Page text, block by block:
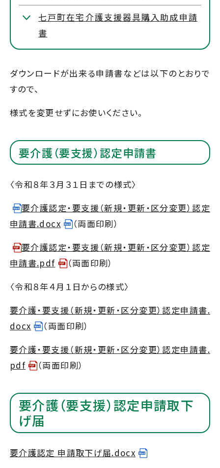
七戸町在宅介護支援器具購入助成申請
書
ダウンロードが出来る申請書などは以下のとおりで
すので、
様式を変更せずにお使いください。
要介護（要支援）認定申請書
〈令和８年３月３１日までの様式〉
要介護認定・要支援（新規・更新・区分変更）認定
申請書.docx
（両面印刷）
要介護認定・要支援（新規・更新・区分変更）認定
申請書.pdf
（両面印刷）
〈令和８年４月１日からの様式〉
要介護・要支援（新規・更新・区分変更）認定申請書.
docx
（両面印刷）
要介護・要支援（新規・更新・区分変更）認定申請書.
pdf
（両面印刷）
要介護（要支援）認定申請取下
げ届
要介護認定 申請取下げ届.docx